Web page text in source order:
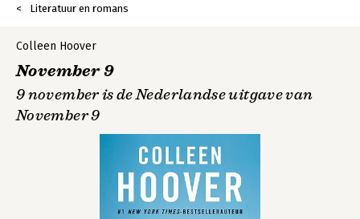
Literatuur en romans
Colleen Hoover
November 9
9 november is de Nederlandse uitgave van
November 9